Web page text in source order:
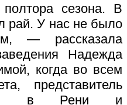
сезона. В
рай. У нас не было
— рассказала
Надежда
когда во всем
представитель
в Рени и